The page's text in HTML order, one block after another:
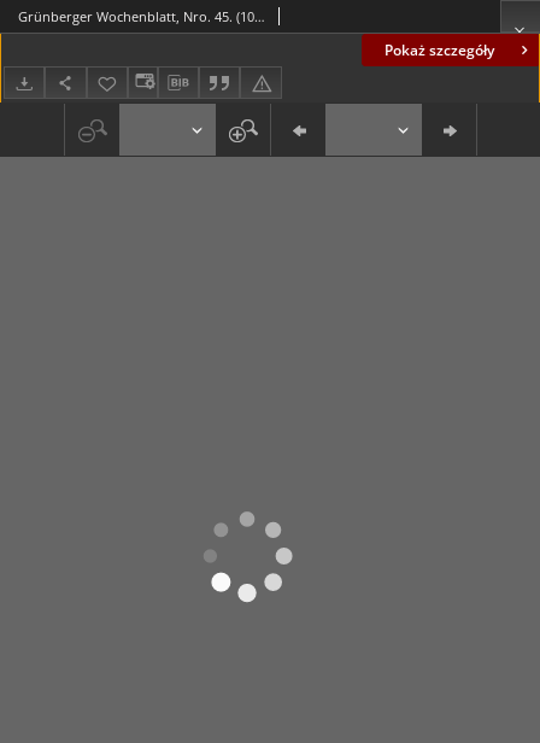
Pokaż szczegóły
Grünberger Wochenblatt, Nro. 45. (10. November 1838)